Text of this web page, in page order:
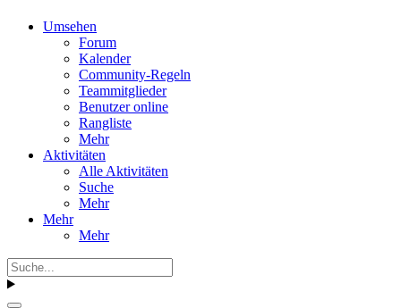
Umsehen
Forum
Kalender
Community-Regeln
Teammitglieder
Benutzer online
Rangliste
Mehr
Aktivitäten
Alle Aktivitäten
Suche
Mehr
Mehr
Mehr